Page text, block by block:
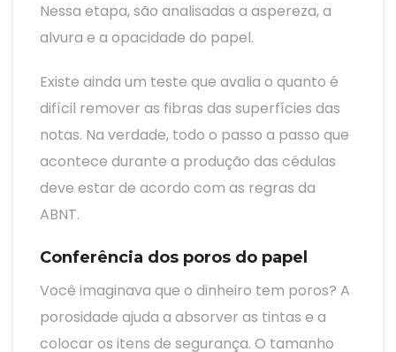
Nessa etapa, são analisadas a aspereza, a
alvura e a opacidade do papel.
Existe ainda um teste que avalia o quanto é
difícil remover as fibras das superfícies das
notas. Na verdade, todo o passo a passo que
acontece durante a produção das cédulas
deve estar de acordo com as regras da
ABNT.
Conferência dos poros do papel
Você imaginava que o dinheiro tem poros? A
porosidade ajuda a absorver as tintas e a
colocar os itens de segurança. O tamanho